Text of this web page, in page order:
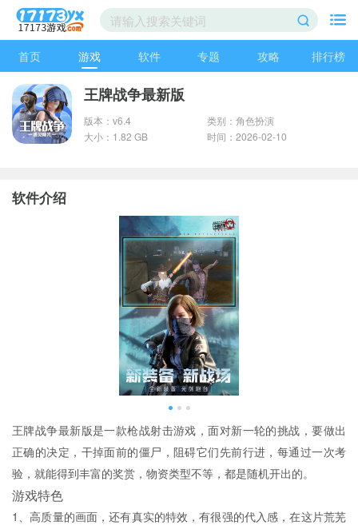
首页 游戏 软件 专题 攻略 排行榜
王牌战争最新版
版本：v6.4
类别：角色扮演
大小：1.82 GB
时间：2026-02-10
软件介绍
王牌战争最新版是一款枪战射击游戏，面对新一轮的挑战，要做出
正确的决定，干掉面前的僵尸，阻碍它们先前行进，每通过一次考
验，就能得到丰富的奖赏，物资类型不等，都是随机开出的。
游戏特色
1、高质量的画面，还有真实的特效，有很强的代入感，在这片荒芜